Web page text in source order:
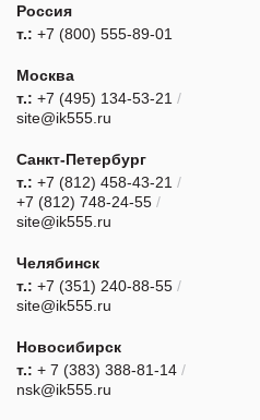
Россия
т.: +7 (800) 555-89-01
Москва
т.: +7 (495) 134-53-21 /
site@ik555.ru
Санкт-Петербург
т.: +7 (812) 458-43-21 /
+7 (812) 748-24-55 /
site@ik555.ru
Челябинск
т.: +7 (351) 240-88-55 /
site@ik555.ru
Новосибирск
т.: + 7 (383) 388-81-14 /
nsk@ik555.ru